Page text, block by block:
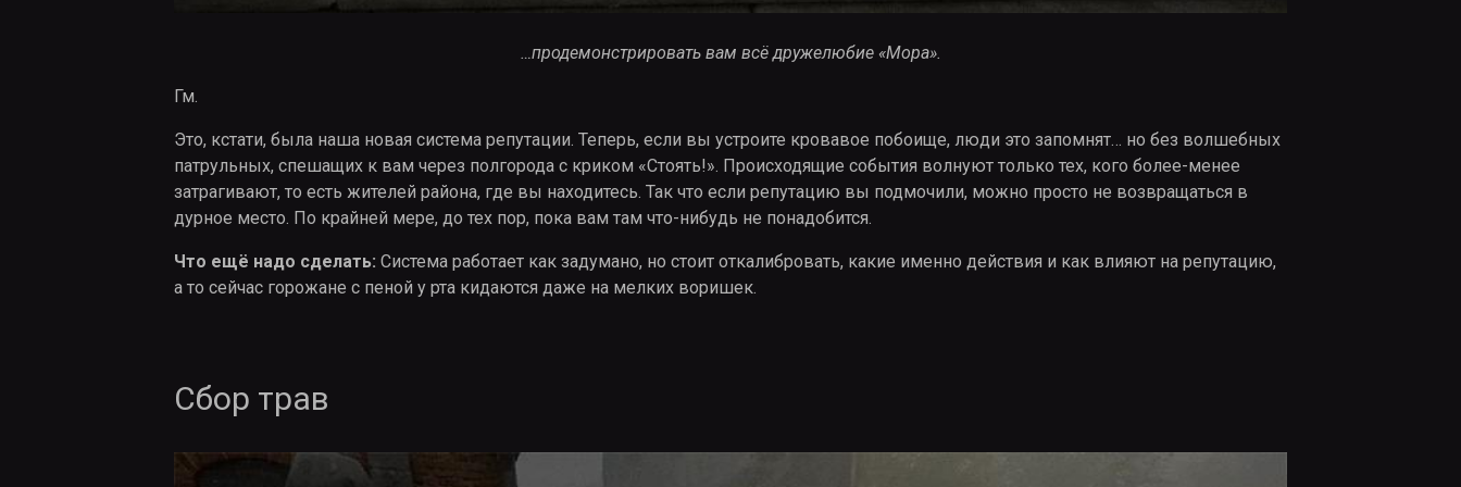
…продемонстрировать вам всё дружелюбие «Мора».
Гм.
Это, кстати, была наша новая система репутации. Теперь, если вы устроите кровавое побоище, люди это запомнят… но без волшебных
патрульных, спешащих к вам через полгорода с криком «Стоять!». Происходящие события волнуют только тех, кого более-менее
затрагивают, то есть жителей района, где вы находитесь. Так что если репутацию вы подмочили, можно просто не возвращаться в
дурное место. По крайней мере, до тех пор, пока вам там что-нибудь не понадобится.
Что ещё надо сделать: Система работает как задумано, но стоит откалибровать, какие именно действия и как влияют на репутацию,
а то сейчас горожане с пеной у рта кидаются даже на мелких воришек.
Сбор трав